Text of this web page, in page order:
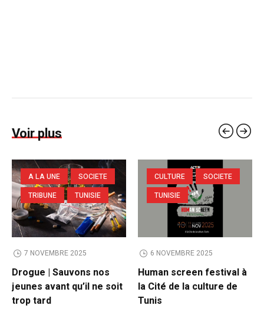
Voir plus
A LA UNE
SOCIETE
TRIBUNE
TUNISIE
7 NOVEMBRE 2025
Drogue | Sauvons nos
jeunes avant qu’il ne soit
trop tard
CULTURE
SOCIETE
TUNISIE
6 NOVEMBRE 2025
Human screen festival à
la Cité de la culture de
Tunis